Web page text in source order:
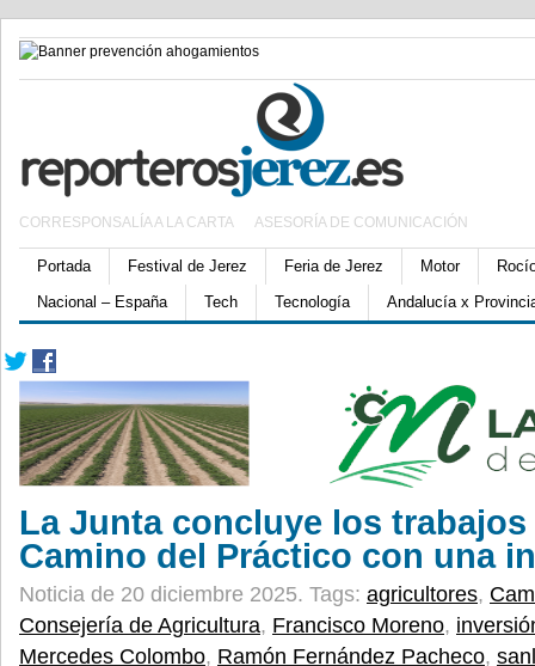
CORRESPONSALÍA A LA CARTA ASESORÍA DE COMUNICACIÓN
Portada Festival de Jerez Feria de Jerez Motor
Nacional – España
Tech Tecnología Andalucía x
La Junta concluye los
Camino del Práctico con una
Noticia de 20 diciembre 2025. Tags: agricultores,
Consejería de Agricultura, Francisco Moreno,
Mercedes Colombo, Ramón Fernández Pacheco,